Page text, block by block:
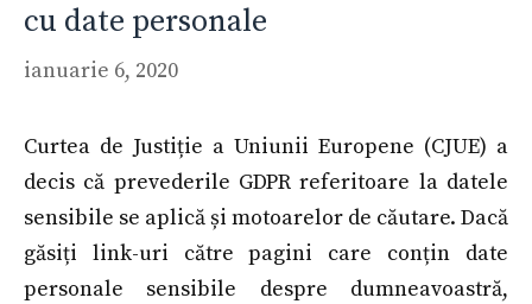
cu date personale
ianuarie 6, 2020
Curtea de Justiție a Uniunii Europene (CJUE) a
decis că prevederile GDPR referitoare la datele
sensibile se aplică și motoarelor de căutare. Dacă
găsiți link-uri către pagini care conțin date
personale sensibile despre dumneavoastră,